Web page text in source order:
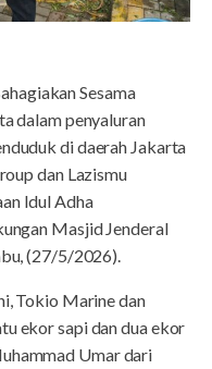
Sesama
dalam penyaluran
di daerah Jakarta
dan Lazismu
Idul Adha
Masjid Jenderal
(27/5/2026).
Tokio Marine dan
ekor sapi dan dua ekor
Umar dari